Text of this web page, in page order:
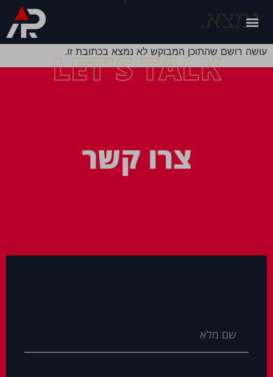
נמצא.
עושה רושם שהתוכן המבוקש לא נמצא בכתובת זו.
LET'S TALK
צרו קשר